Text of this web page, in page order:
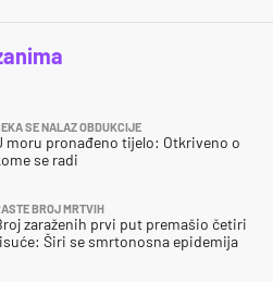
SE NALAZ OBDUKCIJE
moru pronađeno tijelo: Otkriveno o
se radi
BROJ MRTVIH
zaraženih prvi put premašio četiri
Širi se smrtonosna epidemija